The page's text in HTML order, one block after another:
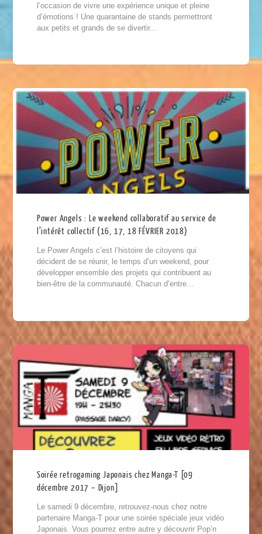
l’occasion de vivre une expérience unique et pleine
d’émotions ! Une quarantaine de stands permettront
aux petits et grands de se divertir...
Power Angels : Le weekend collaboratif au service de
l’intérêt collectif (16, 17, 18 FÉVRIER 2018)
Le Power Angels c’est l’histoire de citoyens qui
décident de se réunir, le temps d’un weekend, pour
développer ensemble des projets qui contribuent au
bien-être de la communauté. Chacun d’entre...
Soirée retrogaming Japonais chez Manga-T [09
décembre 2017 – Dijon]
Le samedi 9 décembre, retrouvez-nous chez notre
partenaire Manga-T pour une soirée spéciale jeux vidéo
Japonais. Vous pourrez entre autre y découvrir Pop’n